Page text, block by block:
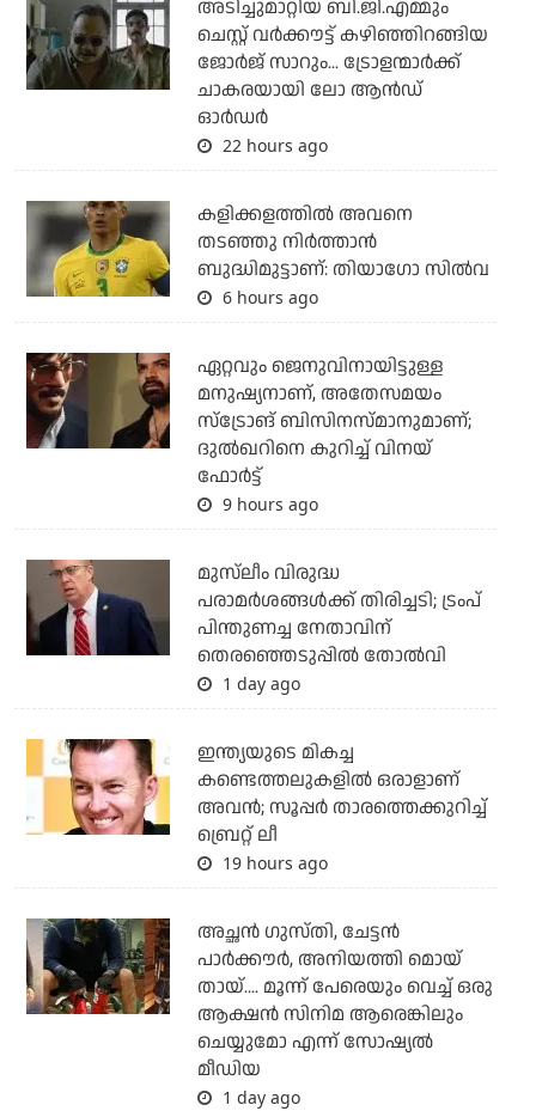
അടിച്ചുമാറ്റിയ ബി.ജി.എമ്മും
ചെസ്റ്റ് വര്‍ക്കൗട്ട് കഴിഞ്ഞിറങ്ങിയ
ജോര്‍ജ് സാറും... ട്രോളന്മാര്‍ക്ക്
ചാകരയായി ലോ ആന്‍ഡ്
ഓര്‍ഡര്‍
22 hours ago
കളിക്കളത്തില്‍ അവനെ
തടഞ്ഞു നിര്‍ത്താന്‍
ബുദ്ധിമുട്ടാണ്: തിയാഗോ സില്‍വ
6 hours ago
ഏറ്റവും ജെനുവിനായിട്ടുള്ള
മനുഷ്യനാണ്, അതേസമയം
സ്‌ട്രോങ് ബിസിനസ്മാനുമാണ്;
ദുല്‍ഖറിനെ കുറിച്ച് വിനയ്
ഫോര്‍ട്ട്
9 hours ago
മുസ്‌ലീം വിരുദ്ധ
പരാമര്‍ശങ്ങള്‍ക്ക് തിരിച്ചടി; ട്രംപ്
പിന്തുണച്ച നേതാവിന്
തെരഞ്ഞെടുപ്പില്‍ തോല്‍വി
1 day ago
ഇന്ത്യയുടെ മികച്ച
കണ്ടെത്തലുകളില്‍ ഒരാളാണ്
അവന്‍; സൂപ്പര്‍ താരത്തെക്കുറിച്ച്
ബ്രെറ്റ് ലീ
19 hours ago
അച്ഛന്‍ ഗുസ്തി, ചേട്ടന്‍
പാര്‍ക്കൗര്‍, അനിയത്തി മൊയ്
തായ്.... മൂന്ന് പേരെയും വെച്ച് ഒരു
ആക്ഷന്‍ സിനിമ ആരെങ്കിലും
ചെയ്യുമോ എന്ന് സോഷ്യല്‍
മീഡിയ
1 day ago